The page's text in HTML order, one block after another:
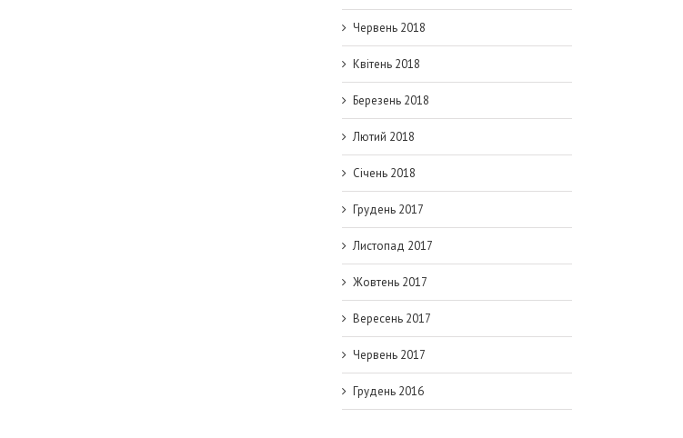
Червень 2018
Квітень 2018
Березень 2018
Лютий 2018
Січень 2018
Грудень 2017
Листопад 2017
Жовтень 2017
Вересень 2017
Червень 2017
Грудень 2016